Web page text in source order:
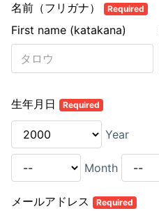
名前（フリガナ） Required
First name (katakana)
生年月日 Required
Year
Month
メールアドレス Required